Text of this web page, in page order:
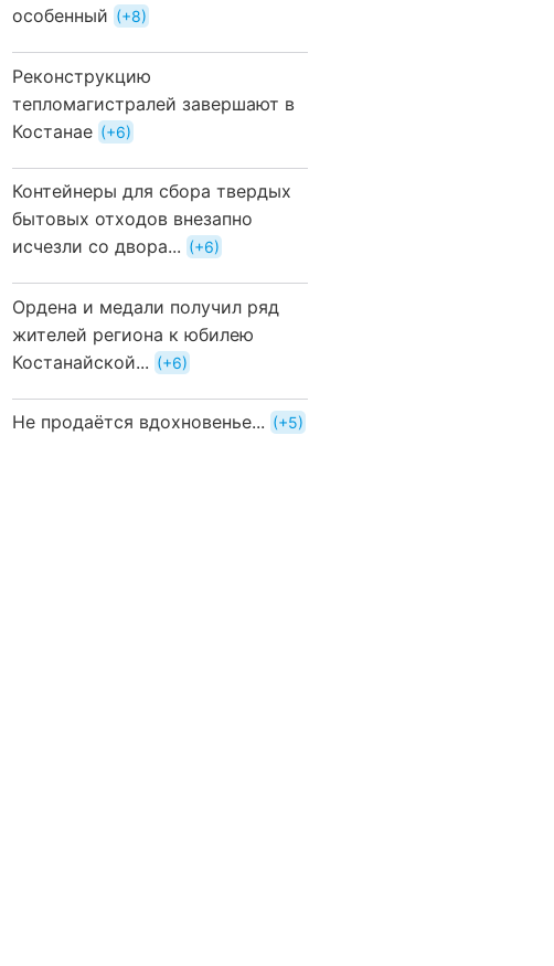
особенный
+8
Реконструкцию
тепломагистралей завершают в
Костанае
+6
Контейнеры для сбора твердых
бытовых отходов внезапно
исчезли со двора...
+6
Ордена и медали получил ряд
жителей региона к юбилею
Костанайской...
+6
Не продаётся вдохновенье... +5